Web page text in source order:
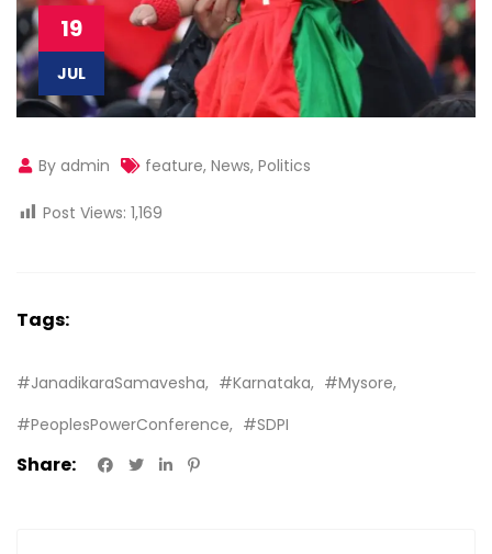
19
JUL
By admin feature, News, Politics
Post Views: 1,169
Tags:
#JanadikaraSamavesha #Karnataka
#Mysore
#PeoplesPowerConference
#SDPI
Share: